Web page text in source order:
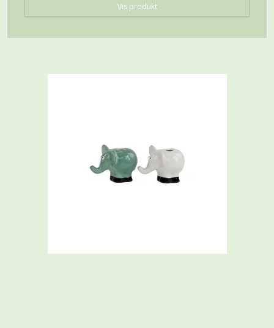
Vis produkt